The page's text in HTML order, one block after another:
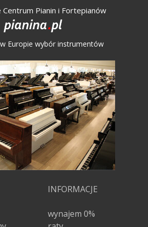
INFORMACJE
wynajem 0%
Centrum Pianin i Fortepianów
Europie wybór instrumentów